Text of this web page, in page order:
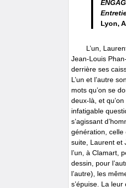
Lyon,
L’un,
Jean-Louis
derrière ses
L’un et l’autre
mots qu’on se
deux-là, et
infatigable
s’agissant
génération, celle
suite, Laurent et
l’un, à Clamart,
dessin, pour
l’autre), les
s’épuise. La